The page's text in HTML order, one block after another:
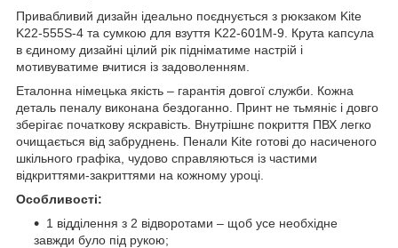
Привабливий дизайн ідеально поєднується з рюкзаком Kite
K22-555S-4 та сумкою для взуття K22-601M-9. Крута капсула
в єдиному дизайні цілий рік підніматиме настрій і
мотивуватиме вчитися із задоволенням.
Еталонна німецька якість – гарантія довгої служби. Кожна
деталь пеналу виконана бездоганно. Принт не тьмяніє і довго
зберігає початкову яскравість. Внутрішнє покриття ПВХ легко
очищається від забруднень. Пенали Kite готові до насиченого
шкільного графіка, чудово справляються із частими
відкриттями-закриттями на кожному уроці.
Особливості:
1 відділення з 2 відворотами – щоб усе необхідне
завжди було під рукою;